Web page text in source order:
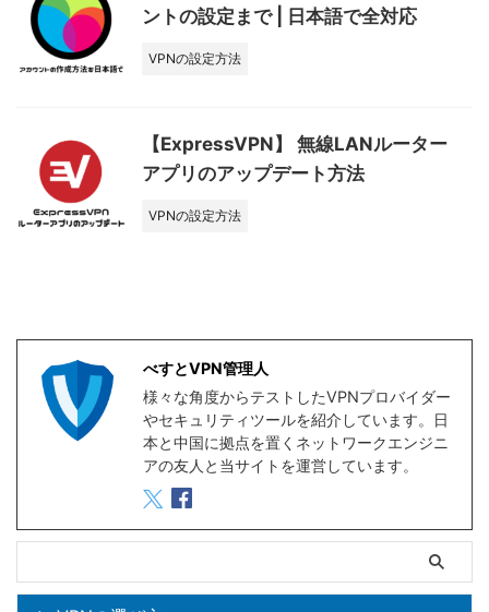
ントの設定まで | 日本語で全対応
VPNの設定方法
【ExpressVPN】 無線LANルーター
アプリのアップデート方法
VPNの設定方法
べすとVPN管理人
様々な角度からテストしたVPNプロバイダー
やセキュリティツールを紹介しています。日
本と中国に拠点を置くネットワークエンジニ
アの友人と当サイトを運営しています。